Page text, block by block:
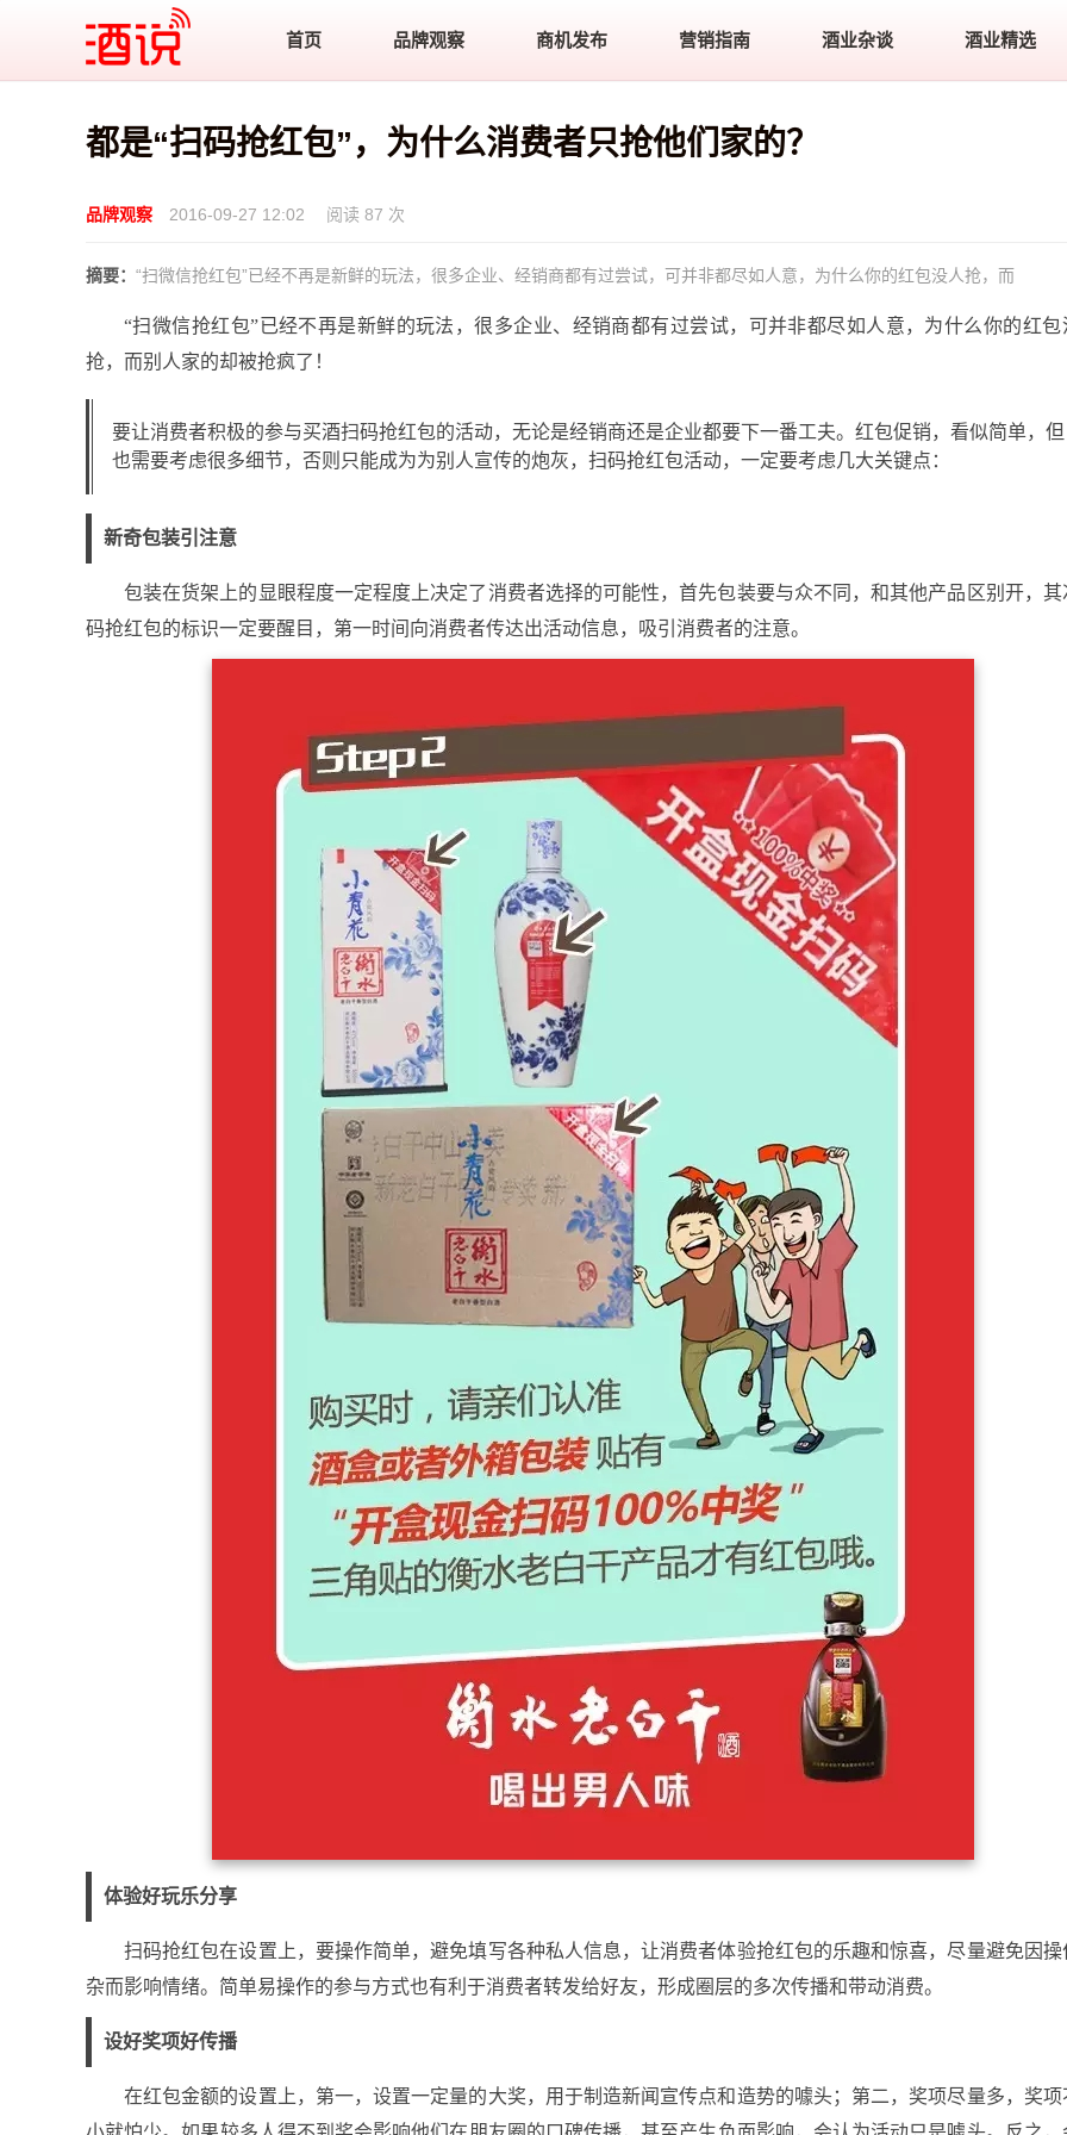
酒说
首页 品牌观察 商机发布 营销指南 酒业杂谈 酒业精选
都是“扫码抢红包”，为什么消费者只抢他们家的？
品牌观察 2016-09-27 12:02 阅读 87 次
摘要： “扫微信抢红包”已经不再是新鲜的玩法，很多企业、经销商都有过尝试，可并非都尽如人意，为什么你的红包没人抢，而
“扫微信抢红包”已经不再是新鲜的玩法，很多企业、经销商都有过尝试，可并非都尽如人意，为什么你的红包
抢，而别人家的却被抢疯了！
要让消费者积极的参与买酒扫码抢红包的活动，无论是经销商还是企业都要下一番工夫。红包促销，看似简单，但
也需要考虑很多细节，否则只能成为为别人宣传的炮灰，扫码抢红包活动，一定要考虑几大关键点：
新奇包装引注意
包装在货架上的显眼程度一定程度上决定了消费者选择的可能性，首先包装要与众不同，和其他产品区别开，其
码抢红包的标识一定要醒目，第一时间向消费者传达出活动信息，吸引消费者的注意。
体验好玩乐分享
扫码抢红包在设置上，要操作简单，避免填写各种私人信息，让消费者体验抢红包的乐趣和惊喜，尽量避免因操
杂而影响情绪。简单易操作的参与方式也有利于消费者转发给好友，形成圈层的多次传播和带动消费。
设好奖项好传播
在红包金额的设置上，第一，设置一定量的大奖，用于制造新闻宣传点和造势的噱头；第二，奖项尽量多，奖项